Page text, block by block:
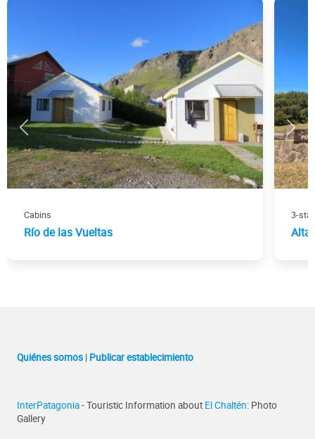
Cabins
Río de las Vueltas
3-
Quiénes somos | Publicar establecimiento
InterPatagonia- Touristic Information about El Chaltén: Photo
Gallery